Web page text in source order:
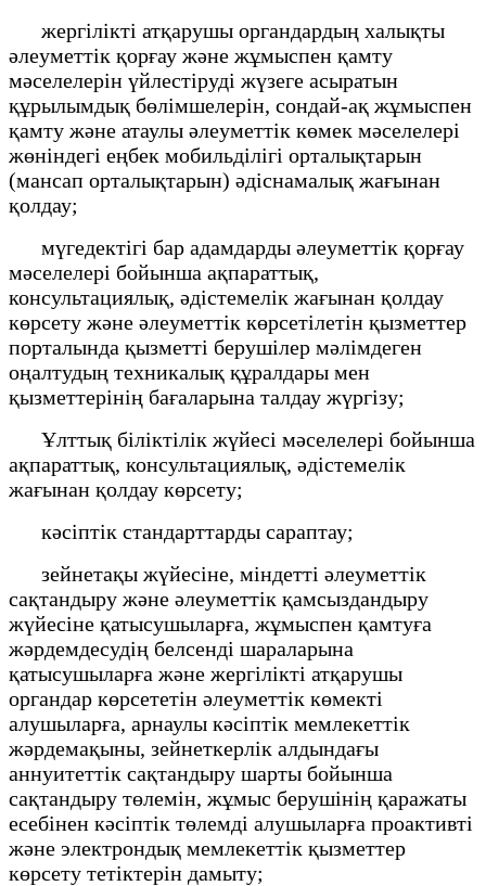
жергілікті атқарушы органдардың халықты
әлеуметтік қорғау және жұмыспен қамту
мәселелерін үйлестіруді жүзеге асыратын
құрылымдық бөлімшелерін, сондай-ақ жұмыспен
қамту және атаулы әлеуметтік көмек мәселелері
жөніндегі еңбек мобильділігі орталықтарын
(мансап орталықтарын) әдіснамалық жағынан
қолдау;
мүгедектігі бар адамдарды әлеуметтік қорғау
мәселелері бойынша ақпараттық,
консультациялық, әдістемелік жағынан қолдау
көрсету және әлеуметтік көрсетілетін қызметтер
порталында қызметті берушілер мәлімдеген
оңалтудың техникалық құралдары мен
қызметтерінің бағаларына талдау жүргізу;
Ұлттық біліктілік жүйесі мәселелері бойынша
ақпараттық, консультациялық, әдістемелік
жағынан қолдау көрсету;
кәсіптік стандарттарды сараптау;
зейнетақы жүйесіне, міндетті әлеуметтік
сақтандыру және әлеуметтік қамсыздандыру
жүйесіне қатысушыларға, жұмыспен қамтуға
жәрдемдесудің белсенді шараларына
қатысушыларға және жергілікті атқарушы
органдар көрсететін әлеуметтік көмекті
алушыларға, арнаулы кәсіптік мемлекеттік
жәрдемақыны, зейнеткерлік алдындағы
аннуитеттік сақтандыру шарты бойынша
сақтандыру төлемін, жұмыс берушінің қаражаты
есебінен кәсіптік төлемді алушыларға проактивті
және электрондық мемлекеттік қызметтер
көрсету тетіктерін дамыту;